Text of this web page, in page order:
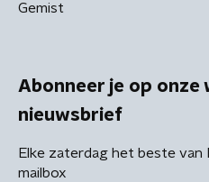
Gemist
Abonneer je op onze
nieuwsbrief
Elke zaterdag het beste van
mailbox